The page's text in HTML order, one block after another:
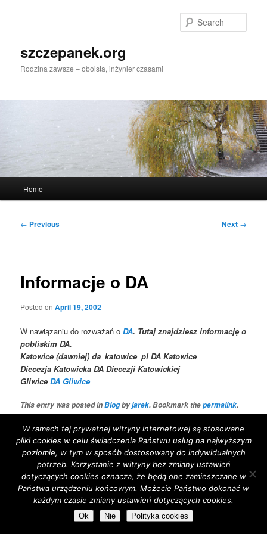
szczepanek.org
Rodzina zawsze – oboista, inżynier czasami
Home
Post
← Previous Next →
Informacje o DA
Posted onApril 19, 2002
W nawiązaniu do rozważań oDA. Tutaj znajdziesz informację o
pobliskim DA.
Katowice (dawniej) da_katowice_pl DA Katowice
Diecezja Katowicka DA Diecezji Katowickiej
GliwiceDA Gliwice
This entry was posted inBlogbyjarek. Bookmark thepermalink.
Proudly powered by WordPress
W ramach tej prywatnej witryny internetowej są stosowane
pliki cookies w celu świadczenia Państwu usług na najwyższym
poziomie, w tym w sposób dostosowany do indywidualnych
potrzeb. Korzystanie z witryny bez zmiany ustawień
dotyczących cookies oznacza, że będą one zamieszczane w
Państwa urządzeniu końcowym. Możecie Państwo dokonać w
każdym czasie zmiany ustawień dotyczących cookies.
Ok Nie Polityka cookies